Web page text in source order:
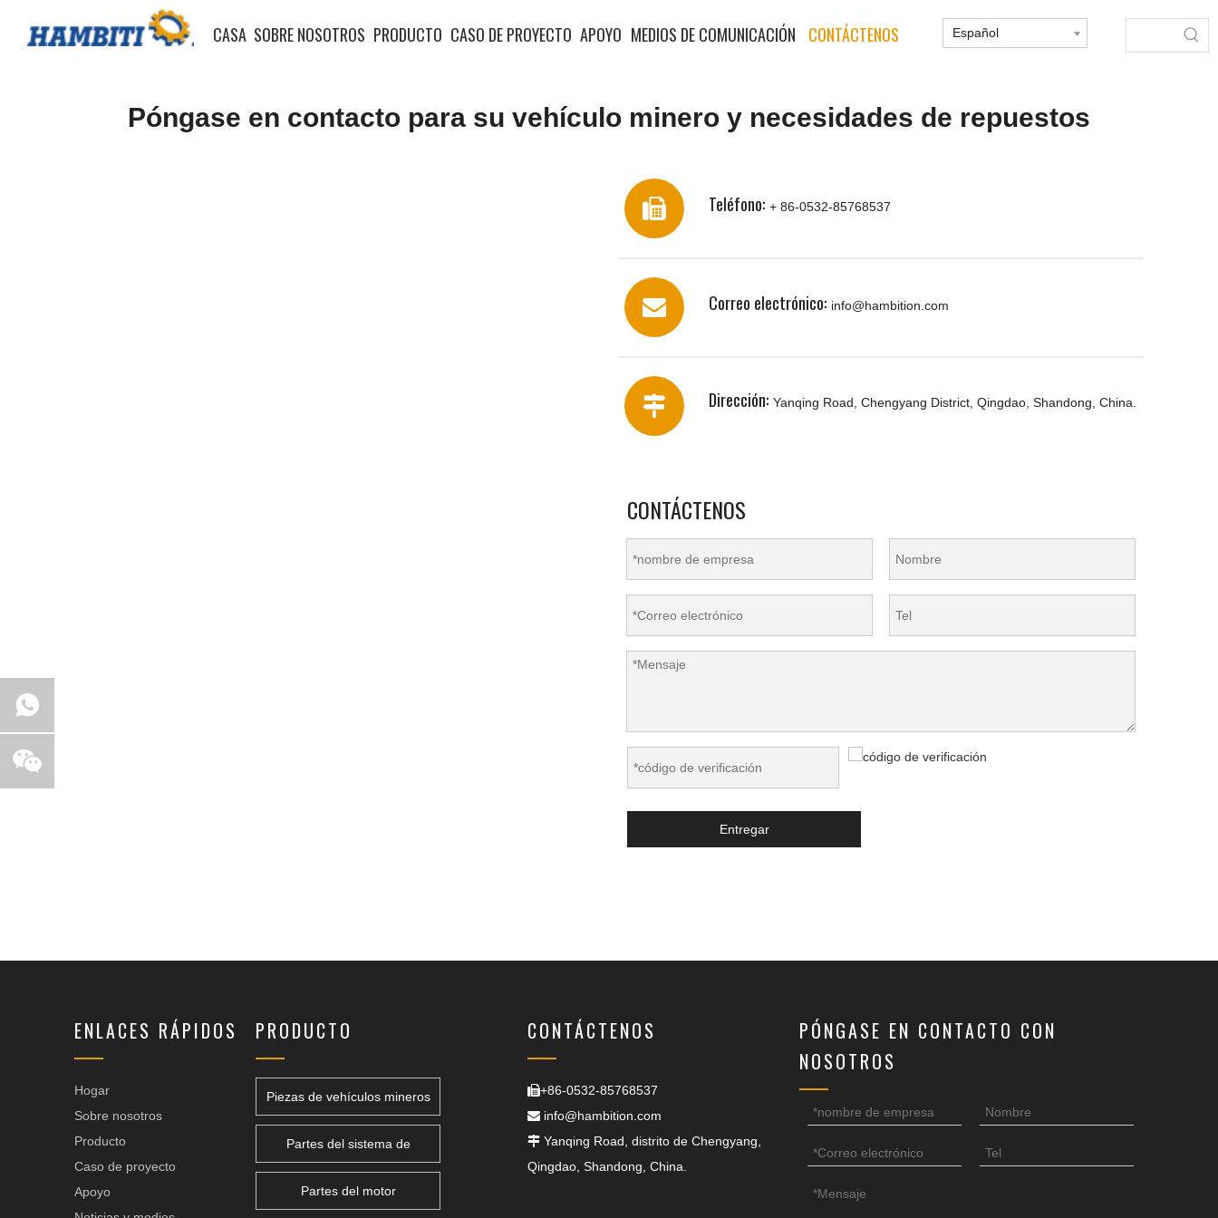
CASA SOBRE NOSOTROS PRODUCTO CASO DE PROYECTO APOYO MEDIOS DE COMUNICACIÓN CONTÁCTENOS Español
Póngase en contacto para su vehículo minero y necesidades de repuestos
Teléfono: + 86-0532-85768537
Correo electrónico: info@hambition.com
Dirección: Yanqing Road, Chengyang District, Qingdao, Shandong, China.
CONTÁCTENOS
Entregar
ENLACES RÁPIDOS
Hogar
Sobre nosotros
Producto
Caso de proyecto
Apoyo
PRODUCTO
Piezas de vehículos mineros
Partes del sistema de
Partes del motor
CONTÁCTENOS
+86-0532-85768537
 info@hambition.com
 Yanqing Road, distrito de Chengyang,
Qingdao, Shandong, China.
PÓNGASE EN CONTACTO CON
NOSOTROS